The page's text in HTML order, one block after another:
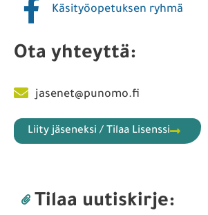
Käsityöopetuksen ryhmä
Ota yhteyttä:
jasenet@punomo.fi
Liity jäseneksi / Tilaa Lisenssi
Tilaa uutiskirje: